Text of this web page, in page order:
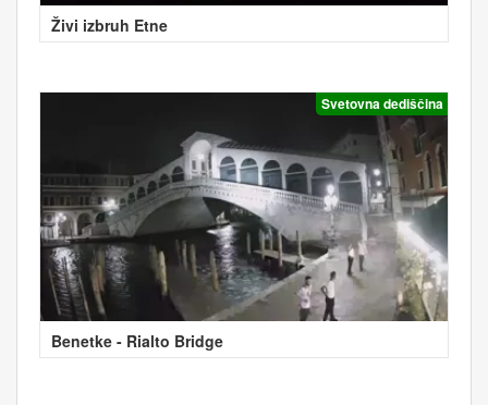
Živi izbruh Etne
Svetovna dediščina
Benetke - Rialto Bridge